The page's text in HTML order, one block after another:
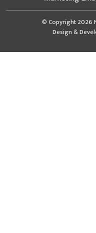
© Copyright 2026
Design &